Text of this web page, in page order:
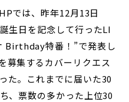
では、昨年12月13日
生日を記念して行ったLI
Birthday特番！”で発表し
募集するカバーリクエス
た。これまでに届いた30
、票数の多かった上位30